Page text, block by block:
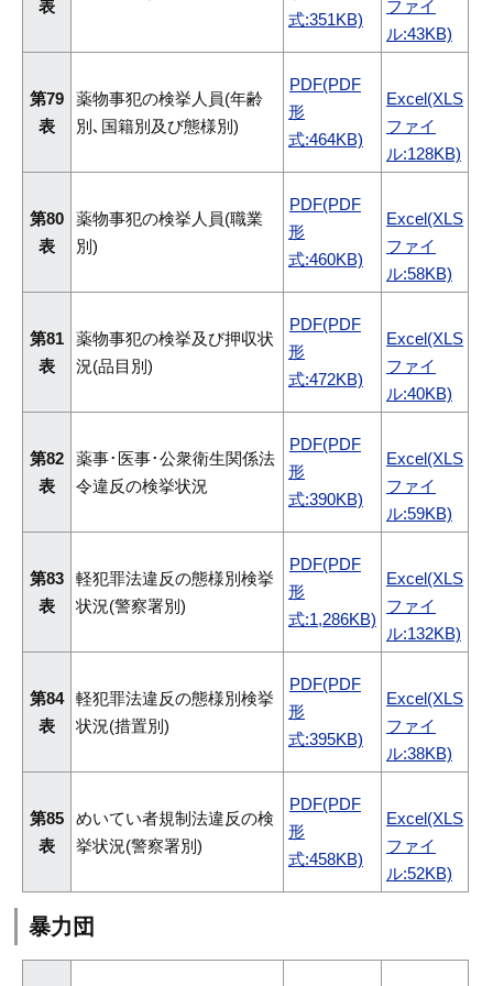
表
式:351KB)
ファイ
ル:43KB)
第79
表
薬物事犯の検挙人員(年齢
別､国籍別及び態様別)
PDF(PDF
形
式:464KB)
Excel(XLS
ファイ
ル:128KB)
第80
表
薬物事犯の検挙人員(職業
別)
PDF(PDF
形
式:460KB)
Excel(XLS
ファイ
ル:58KB)
第81
表
薬物事犯の検挙及び押収状
況(品目別)
PDF(PDF
形
式:472KB)
Excel(XLS
ファイ
ル:40KB)
第82
表
薬事･医事･公衆衛生関係法
令違反の検挙状況
PDF(PDF
形
式:390KB)
Excel(XLS
ファイ
ル:59KB)
第83
表
軽犯罪法違反の態様別検挙
状況(警察署別)
PDF(PDF
形
式:1,286KB)
Excel(XLS
ファイ
ル:132KB)
第84
表
軽犯罪法違反の態様別検挙
状況(措置別)
PDF(PDF
形
式:395KB)
Excel(XLS
ファイ
ル:38KB)
第85
表
めいてい者規制法違反の検
挙状況(警察署別)
PDF(PDF
形
式:458KB)
Excel(XLS
ファイ
ル:52KB)
暴力団